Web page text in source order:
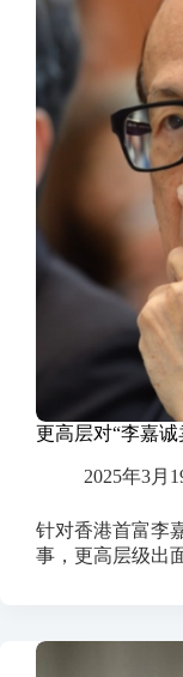
更高层对“李嘉
2025年3月
针对香港首富李
事，更高层级出